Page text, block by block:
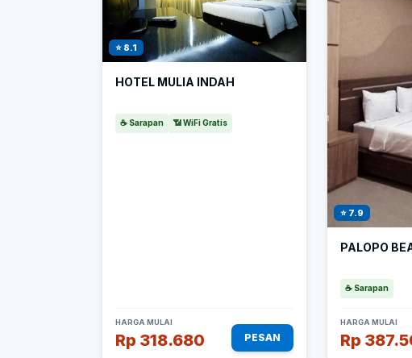
⭐ 8.1
HOTEL MULIA INDAH
☕ Sarapan 📶 WiFi Gratis
HARGA MULAI
Rp 318.680 PESAN
⭐ 7.9
PALOPO
☕ Sarapan
HARGA MULAI
Rp